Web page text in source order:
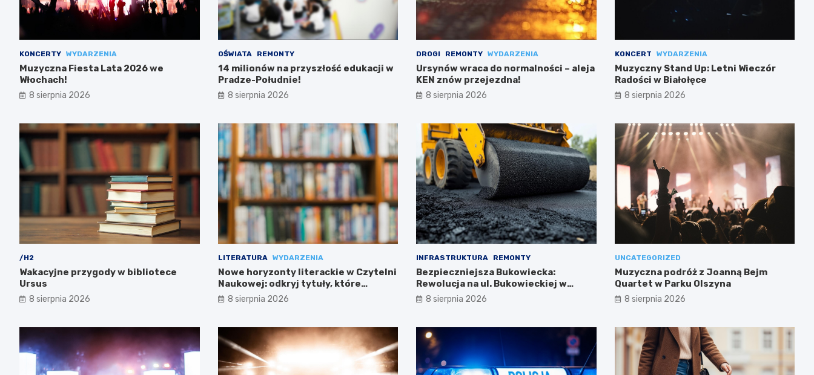
KONCERTY WYDARZENIA
Muzyczna Fiesta Lata 2026 we
Włochach!
8 sierpnia 2026
OŚWIATA REMONTY
14 milionów na przyszłość edukacji w
Pradze-Południe!
8 sierpnia 2026
DROGI REMONTY WYDARZENIA
Ursynów wraca do normalności – aleja
KEN znów przejezdna!
8 sierpnia 2026
KONCERT WYDARZENIA
Muzyczny Stand Up: Letni Wieczór
Radości w Białołęce
8 sierpnia 2026
/H2
Wakacyjne przygody w bibliotece
Ursus
8 sierpnia 2026
LITERATURA WYDARZENIA
Nowe horyzonty literackie w Czytelni
Naukowej: odkryj tytuły, które
zachwycą!
8 sierpnia 2026
INFRASTRUKTURA REMONTY
Bezpieczniejsza Bukowiecka:
Rewolucja na ul. Bukowieckiej w
Targówku
8 sierpnia 2026
UNCATEGORIZED
Muzyczna podróż z Joanną Bejm
Quartet w Parku Olszyna
8 sierpnia 2026